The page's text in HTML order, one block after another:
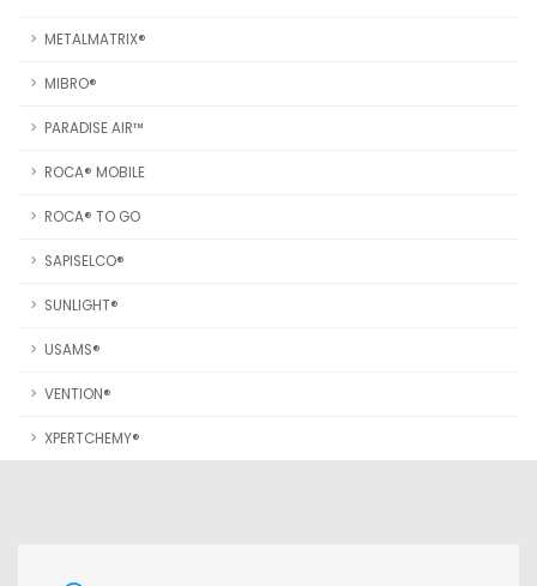
METALMATRIX®
MIBRO®
PARADISE AIR™
ROCA® MOBILE
ROCA® TO GO
SAPISELCO®
SUNLIGHT®
USAMS®
VENTION®
XPERTCHEMY®